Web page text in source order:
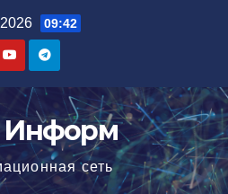
09:42
сеть